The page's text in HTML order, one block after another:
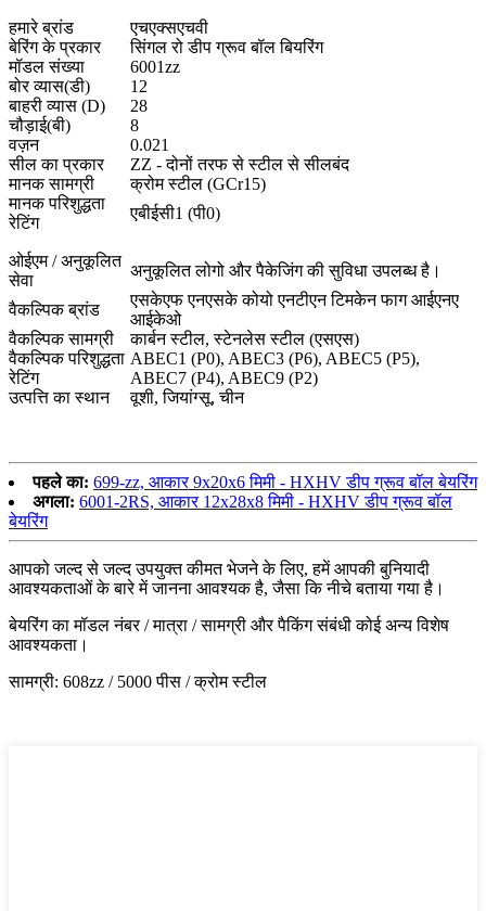
हमारे ब्रांड
एचएक्सएचवी
बेरिंग के प्रकार
सिंगल रो डीप ग्रूव बॉल बियरिंग
मॉडल संख्या
6001zz
बोर व्यास(डी)
12
बाहरी व्यास (D)
28
चौड़ाई(बी)
8
वज़न
0.021
सील का प्रकार
ZZ - दोनों तरफ से स्टील से सीलबंद
मानक सामग्री
क्रोम स्टील (GCr15)
मानक परिशुद्धता
रेटिंग
एबीईसी1 (पी0)
ओईएम / अनुकूलित
सेवा
अनुकूलित लोगो और पैकेजिंग की सुविधा उपलब्ध है।
वैकल्पिक ब्रांड
एसकेएफ एनएसके कोयो एनटीएन टिमकेन फाग आईएनए
आईकेओ
वैकल्पिक सामग्री
कार्बन स्टील, स्टेनलेस स्टील (एसएस)
वैकल्पिक परिशुद्धता
रेटिंग
ABEC1 (P0), ABEC3 (P6), ABEC5 (P5),
ABEC7 (P4), ABEC9 (P2)
उत्पत्ति का स्थान
वूशी, जियांग्सू, चीन
पहले का: 699-zz, आकार 9x20x6 मिमी - HXHV डीप ग्रूव बॉल बेयरिंग
अगला: 6001-2RS, आकार 12x28x8 मिमी - HXHV डीप ग्रूव बॉल
बेयरिंग
आपको जल्द से जल्द उपयुक्त कीमत भेजने के लिए, हमें आपकी बुनियादी
आवश्यकताओं के बारे में जानना आवश्यक है, जैसा कि नीचे बताया गया है।
बेयरिंग का मॉडल नंबर / मात्रा / सामग्री और पैकिंग संबंधी कोई अन्य विशेष
आवश्यकता।
सामग्री: 608zz / 5000 पीस / क्रोम स्टील